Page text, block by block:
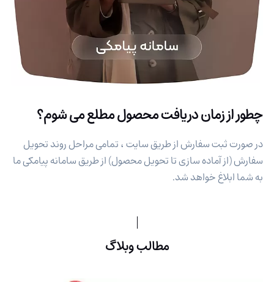
چطور از زمان دریافت محصول مطلع می شوم؟
در صورت ثبت سفارش از طریق سایت ، تمامی مراحل روند تحویل
سفارش (از آماده سازی تا تحویل محصول) از طریق سامانه پیامکی ما
به شما ابلاغ خواهد شد.
مطالب وبلاگ